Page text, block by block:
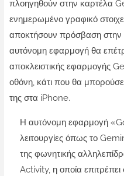
πλοηγηθούν στην καρτέλα
ενημερωμένο γραφικό
αποκτήσουν πρόσβαση
αυτόνομη εφαρμογή θα
αποκλειστικής εφαρμογής
οθόνη, κάτι που θα
της στα iPhone.
Η αυτόνομη εφαρμογή
λειτουργίες όπως το
της φωνητικής
Activity, η οποία